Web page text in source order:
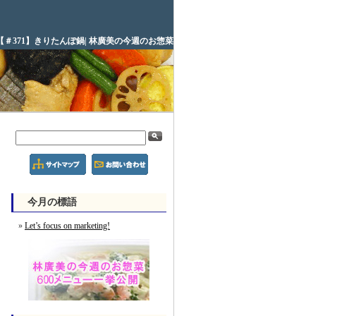
【＃371】きりたんぽ鍋| 林廣美の今週のお惣菜
今月の標語
Let’s focus on marketing!